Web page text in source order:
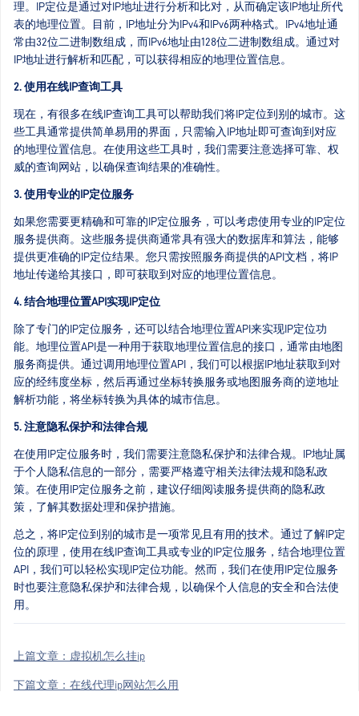
理。IP定位是通过对IP地址进行分析和比对，从而确定该IP地址所代
表的地理位置。目前，IP地址分为IPv4和IPv6两种格式。IPv4地址通
常由32位二进制数组成，而IPv6地址由128位二进制数组成。通过对
IP地址进行解析和匹配，可以获得相应的地理位置信息。
2. 使用在线IP查询工具
现在，有很多在线IP查询工具可以帮助我们将IP定位到别的城市。这
些工具通常提供简单易用的界面，只需输入IP地址即可查询到对应
的地理位置信息。在使用这些工具时，我们需要注意选择可靠、权
威的查询网站，以确保查询结果的准确性。
3. 使用专业的IP定位服务
如果您需要更精确和可靠的IP定位服务，可以考虑使用专业的IP定位
服务提供商。这些服务提供商通常具有强大的数据库和算法，能够
提供更准确的IP定位结果。您只需按照服务商提供的API文档，将IP
地址传递给其接口，即可获取到对应的地理位置信息。
4. 结合地理位置API实现IP定位
除了专门的IP定位服务，还可以结合地理位置API来实现IP定位功
能。地理位置API是一种用于获取地理位置信息的接口，通常由地图
服务商提供。通过调用地理位置API，我们可以根据IP地址获取到对
应的经纬度坐标，然后再通过坐标转换服务或地图服务商的逆地址
解析功能，将坐标转换为具体的城市信息。
5. 注意隐私保护和法律合规
在使用IP定位服务时，我们需要注意隐私保护和法律合规。IP地址属
于个人隐私信息的一部分，需要严格遵守相关法律法规和隐私政
策。在使用IP定位服务之前，建议仔细阅读服务提供商的隐私政
策，了解其数据处理和保护措施。
总之，将IP定位到别的城市是一项常见且有用的技术。通过了解IP定
位的原理，使用在线IP查询工具或专业的IP定位服务，结合地理位置
API，我们可以轻松实现IP定位功能。然而，我们在使用IP定位服务
时也要注意隐私保护和法律合规，以确保个人信息的安全和合法使
用。
上篇文章： 虚拟机怎么挂ip
下篇文章： 在线代理ip网站怎么用